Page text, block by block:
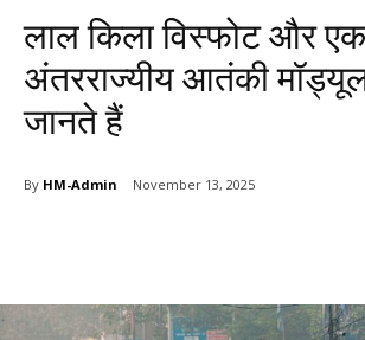
लाल किला विस्फोट और एक
अंतरराज्यीय आतंकी
जानते हैं
By HM-Admin November 13, 2025